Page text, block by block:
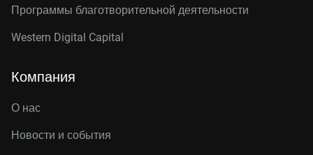
Программы благотворительной деятельности
Western Digital Capital
Компания
О нас
Новости и события